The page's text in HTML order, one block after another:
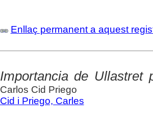
Enllaç permanent a aquest
Importancia de Ullastret
Carlos Cid Priego
Cid i Priego, Carles